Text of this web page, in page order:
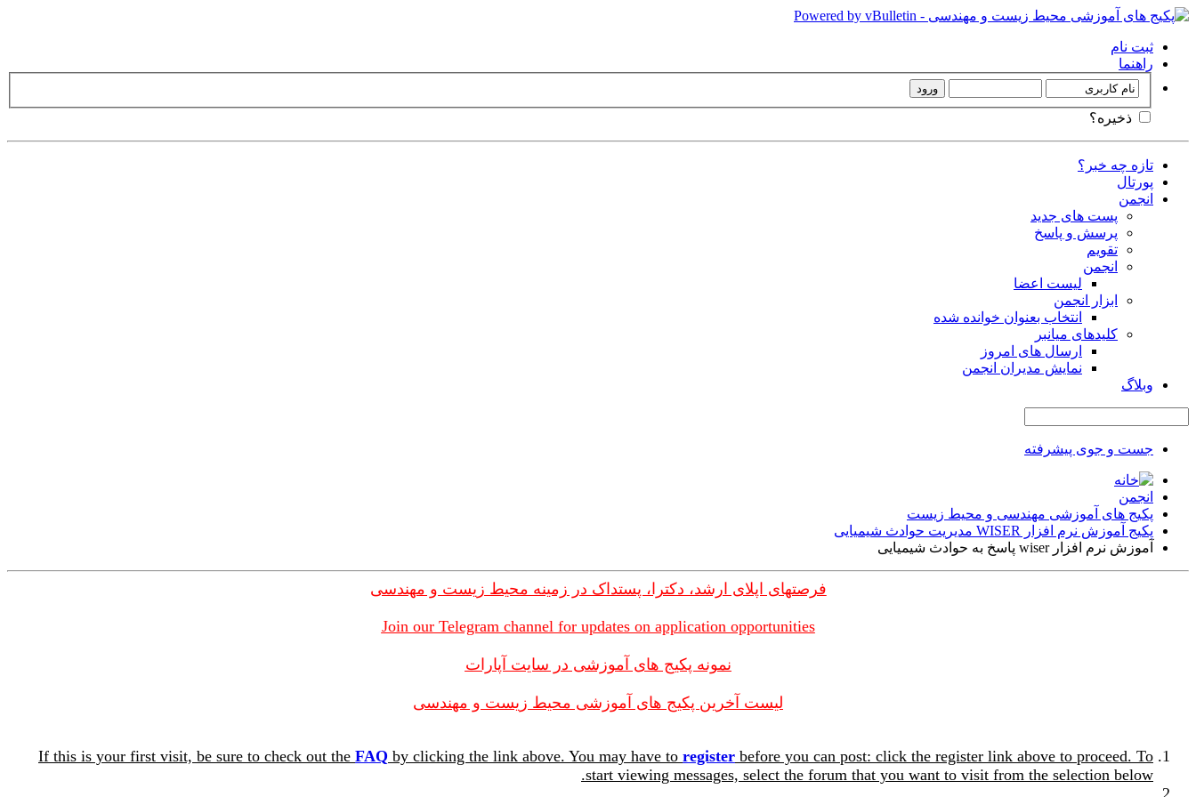
ثبت نام
راهنما
ذخیره؟
تازه چه خبر؟
پورتال
انجمن
پست های جدید
پرسش و پاسخ
تقویم
انجمن
لیست اعضا
ابزار انجمن
انتخاب بعنوان خوانده شده
کلیدهای میانبر
ارسال های امروز
نمایش مدیران انجمن
وبلاگ
جست و جوی پیشرفته
انجمن
پکیج های آموزشی مهندسی و محیط زیست
پکیج آموزش نرم افزار WISER مدیریت حوادث شیمیایی
آموزش نرم افزار wiser پاسخ به حوادث شیمیایی
فرصتهای اپلای ارشد، دکترا، پستداک در زمینه محیط زیست و مهندسی
Join our Telegram channel for updates on application opportunities
نمونه پکیج های آموزشی در سایت آپارات
لیست آخرین پکیج های آموزشی محیط زیست و مهندسی
If this is your first visit, be sure to check out the FAQ by clicking the link above. You may have to register before you can post: click the register link above to proceed. To
start viewing messages, select the forum that you want to visit from the selection below.